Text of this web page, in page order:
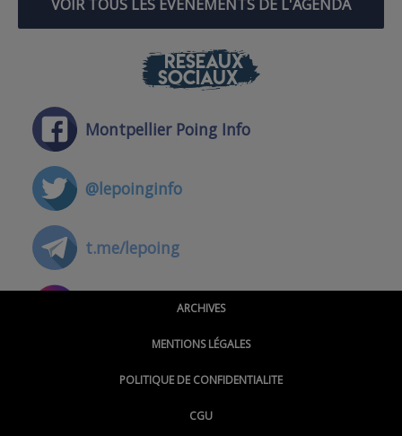
VOIR TOUS LES ÉVÉNEMENTS DE L'AGENDA
RÉSEAUX
SOCIAUX
Montpellier Poing Info
@lepoinginfo
t.me/lepoing
@montpellierpoinginfo
@LePoingMontpellier
ARCHIVES
MENTIONS LÉGALES
POLITIQUE DE CONFIDENTIALITE
CGU